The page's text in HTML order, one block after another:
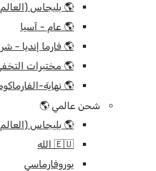
🌎 بليجاس
🌎 عام - آسيا
🌎 فارما إنديا -
🌎 مختبرات
🌎 نهاية-
شحن عالمي 🌎
🌎 بليجاس
🇪🇺 الله
يوروفارماسي